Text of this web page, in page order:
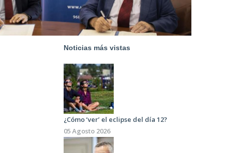
Noticias más vistas
¿Cómo ‘ver’ el eclipse del día 12?
05 Agosto 2026